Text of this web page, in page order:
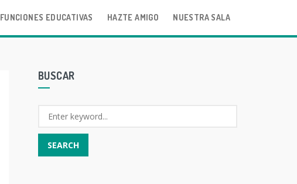
FUNCIONES EDUCATIVAS HAZTE AMIGO NUESTRA SALA
BUSCAR